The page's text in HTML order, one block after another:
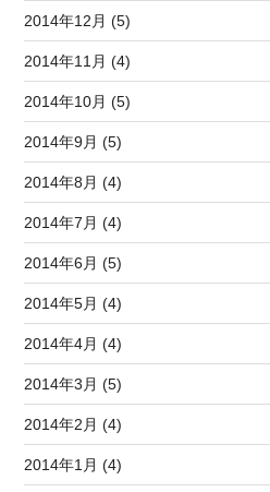
2014年12月 (5)
2014年11月 (4)
2014年10月 (5)
2014年9月 (5)
2014年8月 (4)
2014年7月 (4)
2014年6月 (5)
2014年5月 (4)
2014年4月 (4)
2014年3月 (5)
2014年2月 (4)
2014年1月 (4)